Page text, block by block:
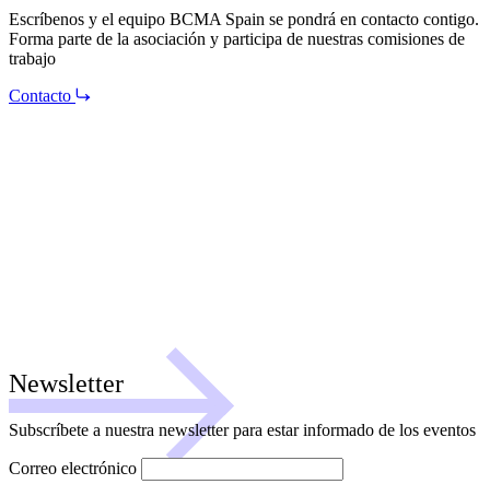
Escríbenos y el equipo BCMA Spain se pondrá en contacto contigo.
Forma parte de la asociación y participa de nuestras comisiones de
trabajo
Contacto
Newsletter
Subscríbete a nuestra newsletter para estar informado de los eventos
Correo electrónico